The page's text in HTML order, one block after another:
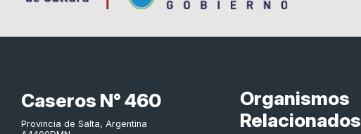
Caseros N° 460
Provincia de Salta, Argentina
Organismos
Relacionados